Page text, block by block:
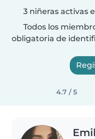
3 niñeras activas
Todos los
obligatoria de
4.7 / 5